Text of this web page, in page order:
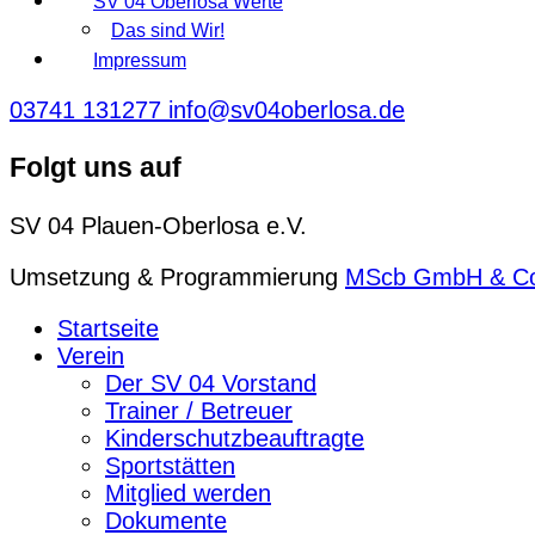
Das sind Wir!
Impressum
03741 131277 info@sv04oberlosa.de
Folgt uns auf
SV 04 Plauen-Oberlosa e.V.
Umsetzung & Programmierung MScb GmbH &
Startseite
Verein
Der SV 04 Vorstand
Trainer / Betreuer
Kinderschutzbeauftragte
Sportstätten
Mitglied werden
Dokumente